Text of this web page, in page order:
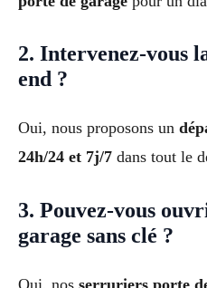
2. Intervenez-vous
end ?
Oui, nous proposons un
24h/24 et 7j/7 dans tout le
3. Pouvez-vous
garage sans clé ?